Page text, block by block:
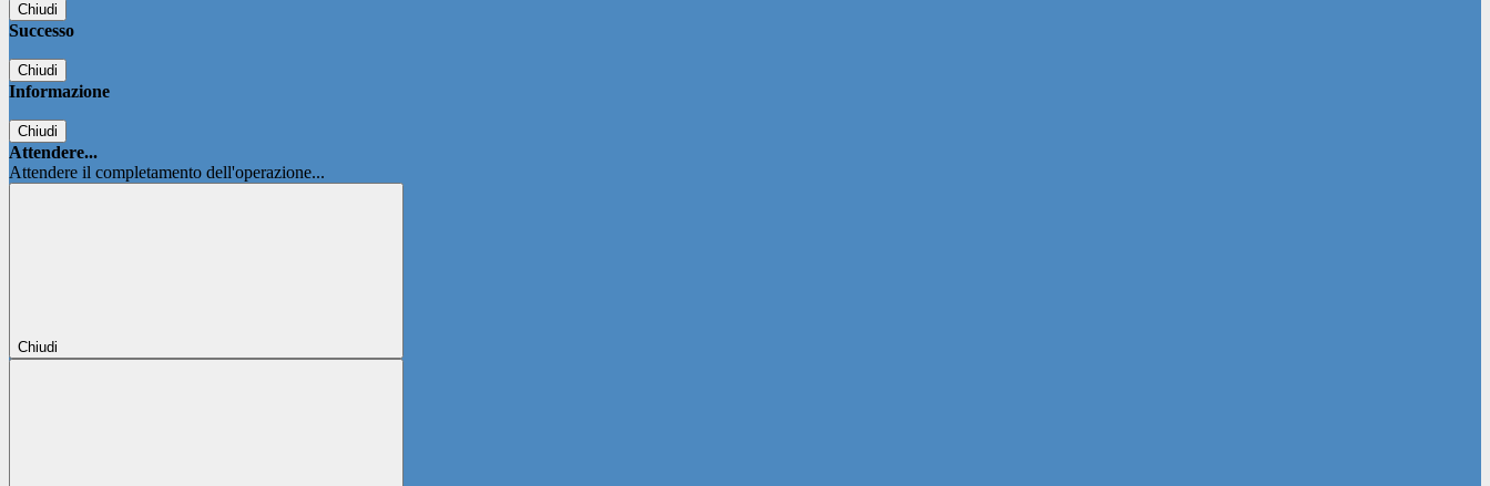
Chiudi
Successo
Chiudi
Informazione
Chiudi
Attendere...
Attendere il completamento dell'operazione...
Chiudi